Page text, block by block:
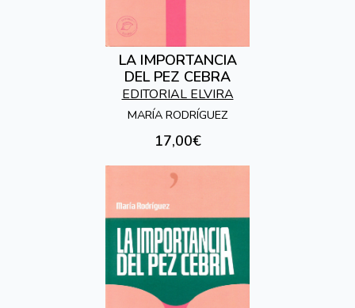
LA IMPORTANCIA
DEL PEZ CEBRA
EDITORIAL ELVIRA
MARÍA RODRÍGUEZ
17,00€